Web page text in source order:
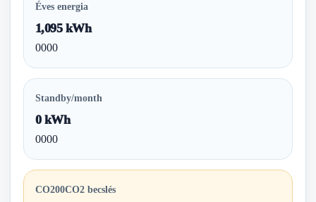
Éves energia
1,095 kWh
0000
Standby/month
0 kWh
0000
CO200CO2 becslés